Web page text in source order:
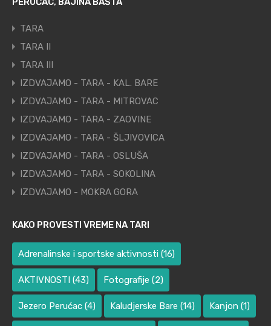
TARA
TARA II
TARA III
IZDVAJAMO - TARA - KAL. BARE
IZDVAJAMO - TARA - MITROVAC
IZDVAJAMO - TARA - ZAOVINE
IZDVAJAMO - TARA - ŠLJIVOVICA
IZDVAJAMO - TARA - OSLUŠA
IZDVAJAMO - TARA - SOKOLINA
IZDVAJAMO - MOKRA GORA
KAKO PROVESTI VREME NA TARI
Adrenalinske i sportske aktivnosti (16)
AKTIVNOSTI (43) Fotografije (2)
Jezero Perućac (4) Kaludjerske Bare (14) Kanjon (1)